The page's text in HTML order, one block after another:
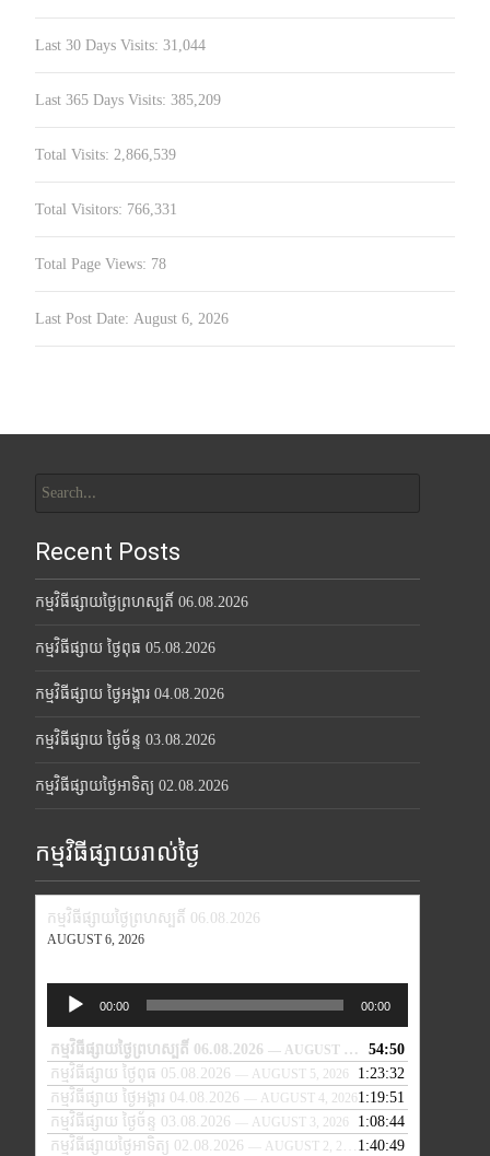
Last 30 Days Visits: 31,044
Last 365 Days Visits: 385,209
Total Visits: 2,866,539
Total Visitors: 766,331
Total Page Views: 78
Last Post Date: August 6, 2026
for:
Recent Posts
កម្មវិធីផ្សាយថ្ងៃព្រហស្បតិ៍ 06.08.2026
កម្មវិធីផ្សាយ ថ្ងៃពុធ 05.08.2026
កម្មវិធីផ្សាយ ថ្ងៃអង្គារ 04.08.2026
កម្មវិធីផ្សាយ ថ្ងៃច័ន្ទ 03.08.2026
កម្មវិធីផ្សាយថ្ងៃអាទិត្យ 02.08.2026
កម្មវិធីផ្សាយរាល់ថ្ងៃ
កម្មវិធីផ្សាយថ្ងៃព្រហស្បតិ៍ 06.08.2026
AUGUST 6, 2026
Audio
Player
00:00 00:00
កម្មវិធីផ្សាយថ្ងៃព្រហស្បតិ៍ 06.08.2026 — AUGUST 6, 2026
54:50
កម្មវិធីផ្សាយ ថ្ងៃពុធ 05.08.2026
— AUGUST 5, 2026
1:23:32
កម្មវិធីផ្សាយ ថ្ងៃអង្គារ 04.08.2026
— AUGUST 4, 20261:19:51
កម្មវិធីផ្សាយ ថ្ងៃច័ន្ទ 03.08.2026
— AUGUST 3, 2026
1:08:44
កម្មវិធីផ្សាយថ្ងៃអាទិត្យ 02.08.2026
— AUGUST 2, 2026
1:40:49